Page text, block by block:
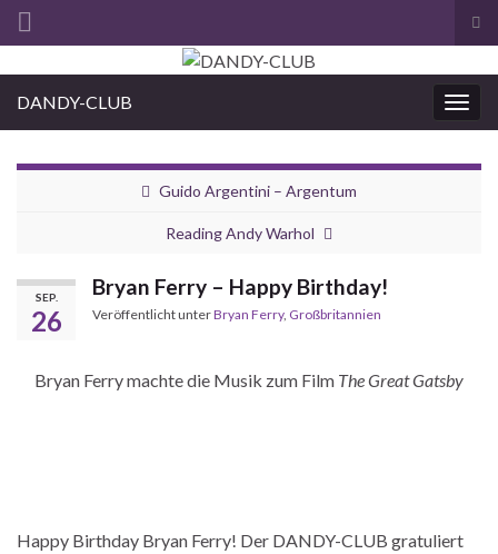
Search for:
DANDY-CLUB
Guido Argentini – Argentum
Reading Andy Warhol
SEP.
26
Bryan Ferry – Happy Birthday!
Veröffentlicht unterBryan Ferry, Großbritannien
Bryan Ferry machte die Musik zum Film The Great Gatsby
Happy Birthday Bryan Ferry! Der DANDY-CLUB gratuliert